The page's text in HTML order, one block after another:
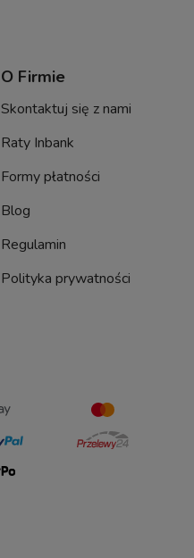
O Firmie
Skontaktuj się z nami
Raty Inbank
Formy płatności
Blog
Regulamin
Polityka prywatności